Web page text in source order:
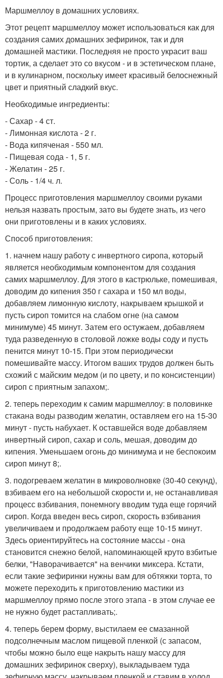
Маршмеллоу в домашних условиях.
Этот рецепт маршмеллоу может использоваться как для
создания самих домашних зефиринок, так и для
домашней мастики. Последняя не просто украсит ваш
тортик, а сделает это со вкусом - и в эстетическом плане,
и в кулинарном, поскольку имеет красивый белоснежный
цвет и приятный сладкий вкус.
Необходимые ингредиенты:
- Сахар - 4 ст.
- Лимонная кислота - 2 г.
- Вода кипяченая - 550 мл.
- Пищевая сода - 1, 5 г.
- Желатин - 25 г.
- Соль - 1/4 ч. л.
Процесс приготовления маршмеллоу своими руками
нельзя назвать простым, зато вы будете знать, из чего
они приготовлены и в каких условиях.
Способ приготовления:
1. начнем нашу работу с инвертного сиропа, который
является необходимым компонентом для создания
самих маршмеллоу. Для этого в кастрюльке, помешивая,
доводим до кипения 350 г сахара и 150 мл воды,
добавляем лимонную кислоту, накрываем крышкой и
пусть сироп томится на слабом огне (на самом
минимуме) 45 минут. Затем его остужаем, добавляем
туда разведенную в столовой ложке воды соду и пусть
пенится минут 10-15. При этом периодически
помешивайте массу. Итогом ваших трудов должен быть
схожий с майским медом (и по цвету, и по консистенции)
сироп с приятным запахом;.
2. теперь переходим к самим маршмеллоу: в половинке
стакана воды разводим желатин, оставляем его на 15-30
минут - пусть набухает. К оставшейся воде добавляем
инвертный сироп, сахар и соль, мешая, доводим до
кипения. Уменьшаем огонь до минимума и не беспокоим
сироп минут 8;.
3. подогреваем желатин в микроволновке (30-40 секунд),
взбиваем его на небольшой скорости и, не останавливая
процесс взбивания, понемногу вводим туда еще горячий
сироп. Когда введен весь сироп, скорость взбивания
увеличиваем и продолжаем работу еще 10-15 минут.
Здесь ориентируйтесь на состояние массы - она
становится снежно белой, напоминающей круто взбитые
белки, "Наворачивается" на венчики миксера. Кстати,
если такие зефиринки нужны вам для обтяжки торта, то
можете переходить к приготовлению мастики из
маршмеллоу прямо после этого этапа - в этом случае ее
не нужно будет растапливать;.
4. теперь берем форму, выстилаем ее смазанной
подсолнечным маслом пищевой пленкой (с запасом,
чтобы можно было еще накрыть нашу массу для
домашних зефиринок сверху), выкладываем туда